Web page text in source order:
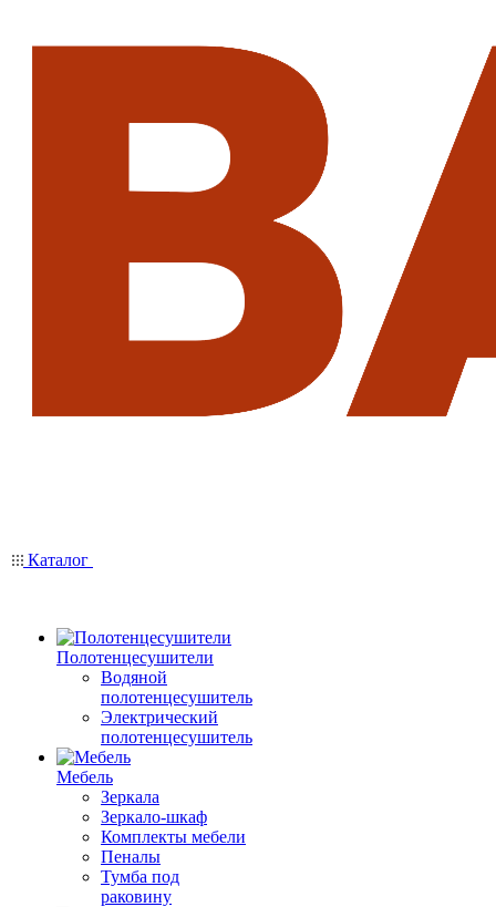
Каталог
Полотенцесушители
Водяной
полотенцесушитель
Электрический
полотенцесушитель
Мебель
Зеркала
Зеркало-шкаф
Комплекты мебели
Пеналы
Тумба под
раковину